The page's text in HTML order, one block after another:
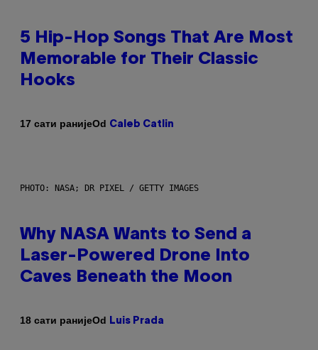
5 Hip-Hop Songs That Are Most
Memorable for Their Classic
Hooks
17 сати ранијеOd Caleb Catlin
PHOTO: NASA; DR PIXEL / GETTY IMAGES
Why NASA Wants to Send a
Laser-Powered Drone Into
Caves Beneath the Moon
18 сати ранијеOd Luis Prada